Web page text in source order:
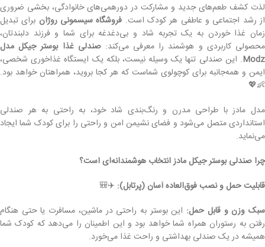
لذت کشف طعم‌های جدید و مشارکت در دورهمی‌های خانوادگی، بخشی ضروری
از رشد اجتماعی و عاطفی هر کودک است. فروشگاه سیسمونی روژان برای تبدیل
زمان غذا خوردن به یک تجربه شاد و بی‌دغدغه برای شما و فرزند دلبندتان،
محصولی کاربردی و هوشمند را معرفی می‌کند:صندلی غذا بوستر جیکل مدل
Modz. این صندلی تنها یک وسیله نیست، بلکه یک ایستگاه غذاخوری شخصی،
ایمن و همه‌جانبه برای کوچولوی شماست که هر کجا بروید، همراهتان خواهد بود.
👶💖
مدل مادز با طراحی مدرن و رنگ‌بندی شاد خود، به راحتی به هر صندلی
استانداردی متصل می‌شود و فضای نشیمن امن و راحتی را برای کودک شما ایجاد
می‌نماید.
چرا صندلی بوستر جیکل مادز انتخاب هوشمندانه‌ای است؟
قابلیت حمل و نصب فوق‌العاده آسان (پرتابل): ✈️🎒
سبک وزن و قابل حمل: این بوستر به راحتی در ماشین، مسافرت یا حتی هنگام
رفتن به رستوران همراه شما خواهد بود و این اطمینان را می‌دهد که کودک شما
همیشه در یک صندلی بهداشتی و راحت غذا می‌خورد.